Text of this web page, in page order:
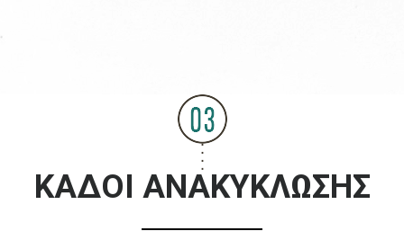
ΚΑΔΟΙ ΑΝΑΚΥΚΛΩΣΗΣ